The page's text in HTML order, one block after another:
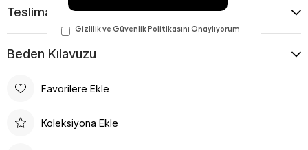
Teslimat Ve İade Koşulları
Beden Kılavuzu
Favorilere Ekle
Koleksiyona Ekle